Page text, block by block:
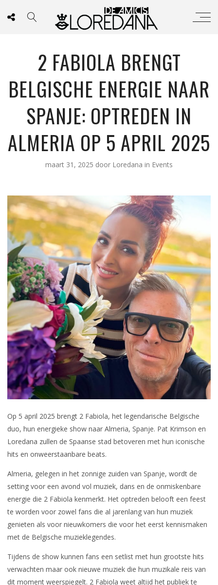
2 FABIOLA BRENGT
BELGISCHE ENERGIE NAAR
SPANJE: OPTREDEN IN
ALMERIA OP 5 APRIL 2025
maart 31, 2025 door Loredana in Events
Op 5 april 2025 brengt 2 Fabiola, het legendarische Belgische
duo, hun energieke show naar Almeria, Spanje. Pat Krimson en
Loredana zullen de Spaanse stad betoveren met hun iconische
hits en onweerstaanbare beats.
Almeria, gelegen in het zonnige zuiden van Spanje, wordt de
setting voor een avond vol muziek, dans en de onmiskenbare
energie die 2 Fabiola kenmerkt. Het optreden belooft een feest
te worden voor zowel fans die al jarenlang van hun muziek
genieten als voor nieuwkomers die voor het eerst kennismaken
met de Belgische muzieklegendes.
Tijdens de show kunnen fans een setlist met hun grootste hits
verwachten maar ook nieuwe muziek die hun muzikale reis van
dit moment weerspiegelt. 2 Fabiola weet altijd het publiek te